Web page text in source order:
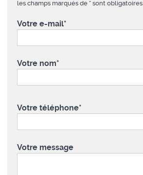
les champs marqués de * sont obligatoires
Votre e-mail*
Votre nom*
Votre téléphone*
Votre message